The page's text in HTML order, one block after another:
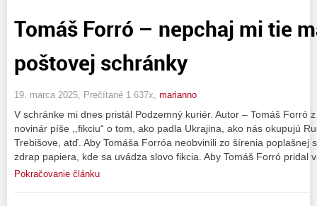
Tomáš Forró – nepchaj mi tie
poštovej schránky
19. marca 2025, Prečítané 1 637x, marianno
V schránke mi dnes pristál Podzemný kuriér. Autor – Tomáš Forró
novinár píše ,,fikciu“ o tom, ako padla Ukrajina, ako nás okupujú
Trebišove, atď. Aby Tomáša Forróa neobvinili zo šírenia poplašnej
zdrap papiera, kde sa uvádza slovo fikcia. Aby Tomáš Forró pridal
Pokračovanie článku